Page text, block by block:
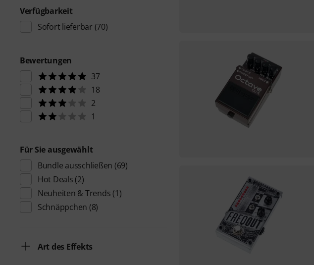
Verfügbarkeit
Sofort lieferbar (70)
Bewertungen
37
18
2
1
Für Sie ausgewählt
Bundle ausschließen (69)
Hot Deals (2)
Neuheiten & Trends (1)
Schnäppchen (8)
Art des Effekts